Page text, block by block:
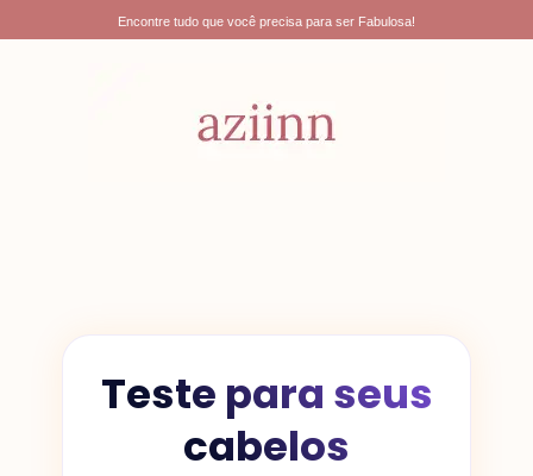
para
Encontre tudo que você precisa para ser Fabulosa!
Teste para seus
cabelos